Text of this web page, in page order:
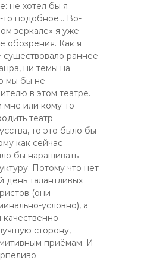
не хотел бы я
то подобное… Во-
зеркале» я уже
обозрения. Как я
существовало раннее
ни темы на
мы бы не
в этом театре.
мне или кому-то
театр
то это было бы
как сейчас
бы наращивать
Потому что нет
день талантливых
(они
условно), а
качественно
сторону,
приёмам. И